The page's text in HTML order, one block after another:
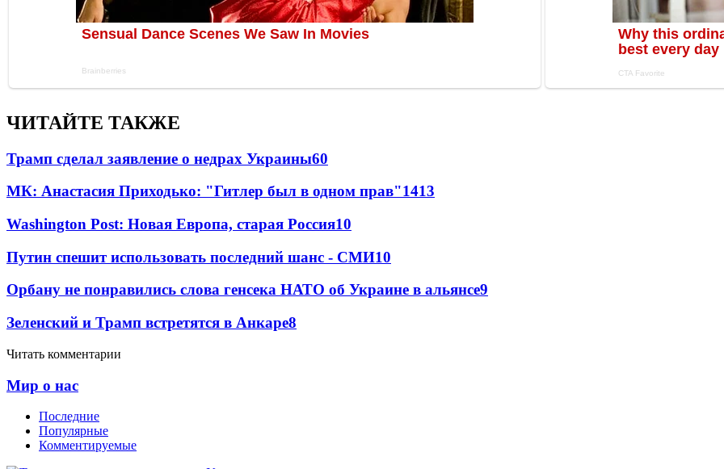
ЧИТАЙТЕ ТАКЖЕ
Трамп сделал заявление о недрах Украины60
МК: Анастасия Приходько: "Гитлер был в одном прав"1413
Washington Post: Новая Европа, старая Россия10
Путин спешит использовать последний шанс - СМИ10
Орбану не понравились слова генсека НАТО об Украине в альянсе9
Зеленский и Трамп встретятся в Анкаре8
Читать комментарии
Мир о нас
Последние
Популярные
Комментируемые